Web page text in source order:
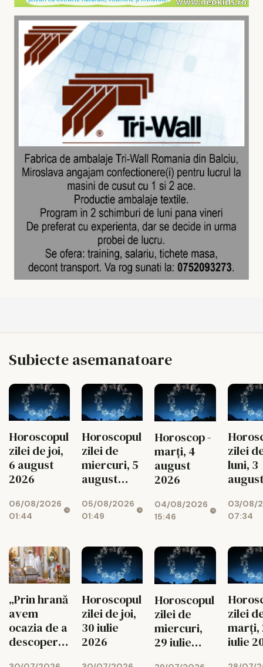
Subiecte asemanatoare
Horoscopul
zilei de joi,
6 august
2026
06/08/2026
01:44
Horoscopul
zilei de
miercuri, 5
august
05/08/2026
01:49
Horoscop -
marți, 4
august
2026
04/08/2026
15:46
zilei
luni, 3
03/08/
07:34
„Prin hrană
avem
ocazia de a
descoperi
Horoscopul
zilei de joi,
30 iulie
2026
Horoscopul
zilei de
miercuri,
29 iulie
zilei
marți,
iulie